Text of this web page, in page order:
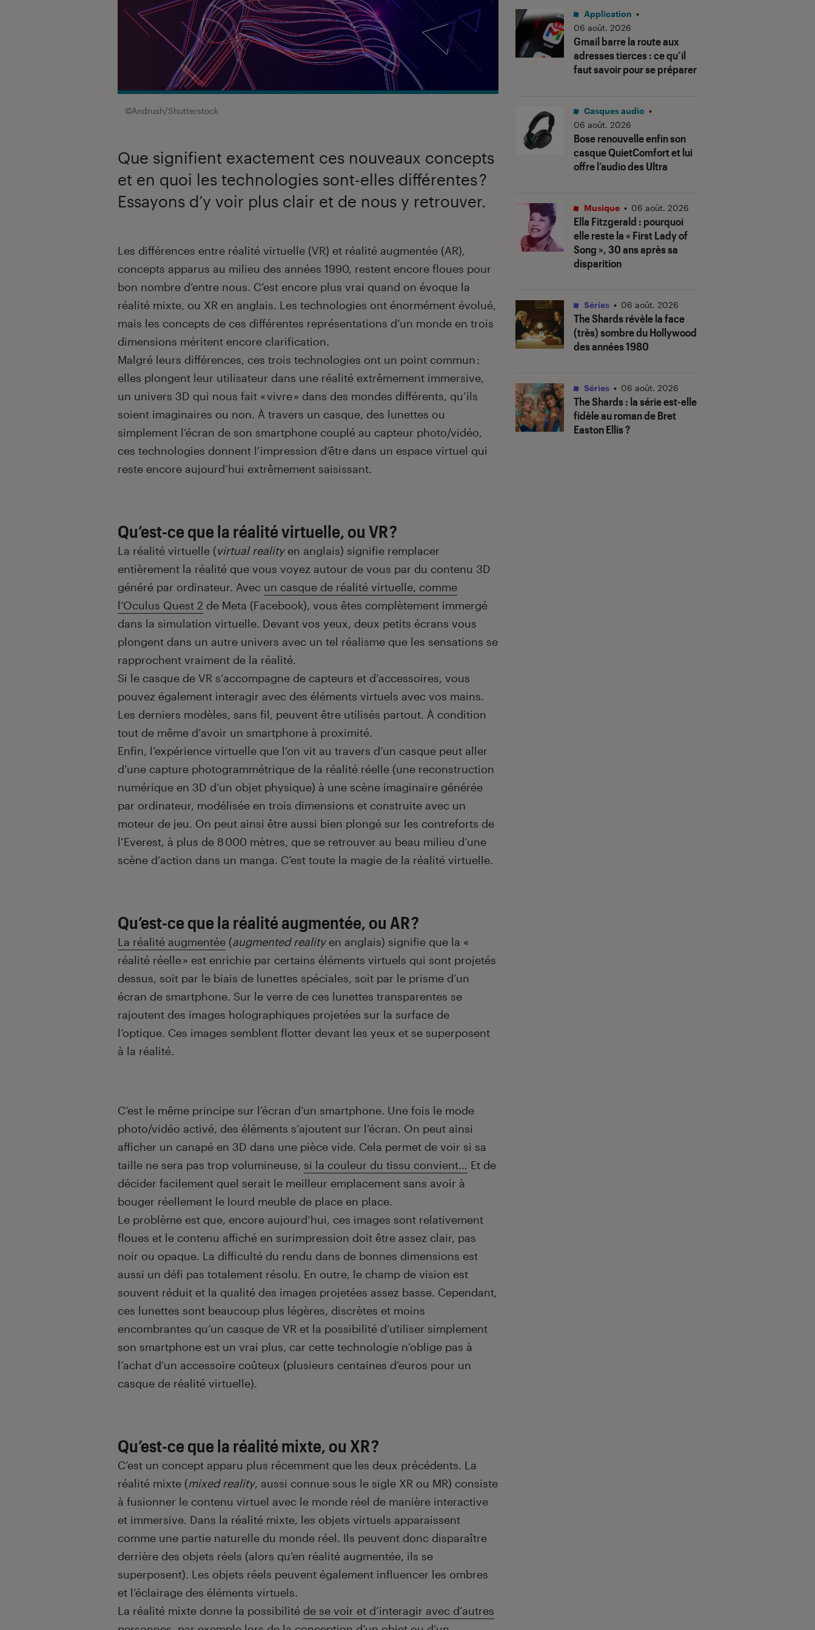
©Andrush/Shutterstock
Que signifient exactement ces nouveaux concepts
et en quoi les technologies sont-elles différentes ?
Essayons d’y voir plus clair et de nous y retrouver.
Introduction
Les différences entre réalité virtuelle (VR) et réalité augmentée (AR),
concepts apparus au milieu des années 1990, restent encore floues pour
bon nombre d’entre nous. C’est encore plus vrai quand on évoque la
réalité mixte, ou XR en anglais. Les technologies ont énormément évolué,
mais les concepts de ces différentes représentations d’un monde en trois
dimensions méritent encore clarification.
Malgré leurs différences, ces trois technologies ont un point commun :
elles plongent leur utilisateur dans une réalité extrêmement immersive,
un univers 3D qui nous fait « vivre » dans des mondes différents, qu’ils
soient imaginaires ou non. À travers un casque, des lunettes ou
simplement l’écran de son smartphone couplé au capteur photo/vidéo,
ces technologies donnent l’impression d’être dans un espace virtuel qui
reste encore aujourd’hui extrêmement saisissant.
Qu’est-ce que la réalité virtuelle, ou VR ?
La réalité virtuelle (virtual realityen anglais) signifie remplacer
entièrement la réalité que vous voyez autour de vous par du contenu 3D
généré par ordinateur. Avec un casque de réalité virtuelle, comme
l’Oculus Quest 2 de Meta (Facebook), vous êtes complètement immergé
dans la simulation virtuelle. Devant vos yeux, deux petits écrans vous
plongent dans un autre univers avec un tel réalisme que les sensations se
rapprochent vraiment de la réalité.
Si le casque de VR s’accompagne de capteurs et d’accessoires, vous
pouvez également interagir avec des éléments virtuels avec vos mains.
Les derniers modèles, sans fil, peuvent être utilisés partout. À condition
tout de même d’avoir un smartphone à proximité.
Enfin, l’expérience virtuelle que l’on vit au travers d’un casque peut aller
d’une capture photogrammétrique de la réalité réelle (une reconstruction
numérique en 3D d’un objet physique) à une scène imaginaire générée
par ordinateur, modélisée en trois dimensions et construite avec un
moteur de jeu. On peut ainsi être aussi bien plongé sur les contreforts de
l’Everest, à plus de 8 000 mètres, que se retrouver au beau milieu d’une
scène d’action dans un manga. C’est toute la magie de la réalité virtuelle.
Qu’est-ce que la réalité augmentée, ou AR ?
La réalité augmentée (augmented realityen anglais) signifie que la «
réalité réelle » est enrichie par certains éléments virtuels qui sont projetés
dessus, soit par le biais de lunettes spéciales, soit par le prisme d’un
écran de smartphone. Sur le verre de ces lunettes transparentes se
rajoutent des images holographiques projetées sur la surface de
l’optique. Ces images semblent flotter devant les yeux et se superposent
à la réalité.
C’est le même principe sur l’écran d’un smartphone. Une fois le mode
photo/vidéo activé, des éléments s’ajoutent sur l’écran. On peut ainsi
afficher un canapé en 3D dans une pièce vide. Cela permet de voir si sa
taille ne sera pas trop volumineuse, si la couleur du tissu convient… Et de
décider facilement quel serait le meilleur emplacement sans avoir à
bouger réellement le lourd meuble de place en place.
Le problème est que, encore aujourd’hui, ces images sont relativement
floues et le contenu affiché en surimpression doit être assez clair, pas
noir ou opaque. La difficulté du rendu dans de bonnes dimensions est
aussi un défi pas totalement résolu. En outre, le champ de vision est
souvent réduit et la qualité des images projetées assez basse. Cependant,
ces lunettes sont beaucoup plus légères, discrètes et moins
encombrantes qu’un casque de VR et la possibilité d’utiliser simplement
son smartphone est un vrai plus, car cette technologie n’oblige pas à
l’achat d’un accessoire coûteux (plusieurs centaines d’euros pour un
casque de réalité virtuelle).
Qu’est-ce que la réalité mixte, ou XR ?
C’est un concept apparu plus récemment que les deux précédents. La
réalité mixte (mixed reality, aussi connue sous le sigle XR ou MR) consiste
à fusionner le contenu virtuel avec le monde réel de manière interactive
et immersive. Dans la réalité mixte, les objets virtuels apparaissent
comme une partie naturelle du monde réel. Ils peuvent donc disparaître
derrière des objets réels (alors qu’en réalité augmentée, ils se
superposent). Les objets réels peuvent également influencer les ombres
et l’éclairage des éléments virtuels.
La réalité mixte donne la possibilité de se voir et d’interagir avec d’autres
Gmail barre la route aux
adresses tierces : ce qu’il
faut savoir pour se préparer
Application •
06 août. 2026
Bose renouvelle enfin son
casque QuietComfort et lui
offre l’audio des Ultra
Casques audio •
06 août. 2026
Ella Fitzgerald : pourquoi
elle reste la « First Lady of
Song », 30 ans après sa
disparition
Musique • 06 août. 2026
The Shardsrévèle la face
(très) sombre du Hollywood
des années 1980
Séries • 06 août. 2026
The Shards: la série est-elle
fidèle au roman de Bret
Easton Ellis ?
Séries • 06 août. 2026